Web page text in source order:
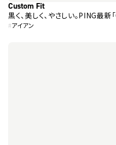
Custom Fit
黒く、美しく、やさしい。PING最新
#アイアン